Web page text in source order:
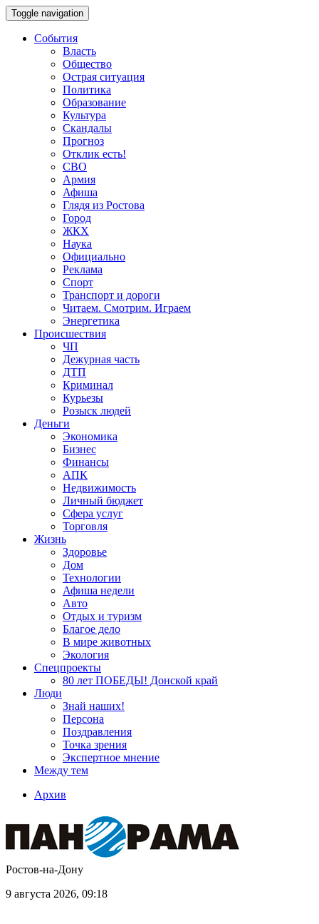
Toggle navigation
События
Власть
Общество
Острая ситуация
Политика
Образование
Культура
Скандалы
Прогноз
Отклик есть!
СВО
Армия
Афиша
Глядя из Ростова
Город
ЖКХ
Наука
Официально
Реклама
Спорт
Транспорт и дороги
Читаем. Смотрим. Играем
Энергетика
Происшествия
ЧП
Дежурная часть
ДТП
Криминал
Курьезы
Розыск людей
Деньги
Экономика
Бизнес
Финансы
АПК
Недвижимость
Личный бюджет
Сфера услуг
Торговля
Жизнь
Здоровье
Дом
Технологии
Афиша недели
Авто
Отдых и туризм
Благое дело
В мире животных
Экология
Спецпроекты
80 лет ПОБЕДЫ! Донской край
Люди
Знай наших!
Персона
Поздравления
Точка зрения
Экспертное мнение
Между тем
Архив
Ростов-на-Дону
9 августа 2026, 09:18